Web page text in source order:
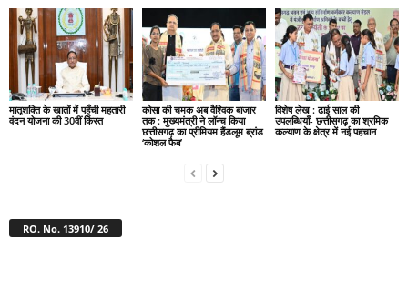
मातृशक्ति के खातों में पहुँची महतारी
वंदन योजना की 30वीं किस्त
कोसा की चमक अब वैश्विक बाजार
तक : मुख्यमंत्री ने लॉन्च किया
छत्तीसगढ़ का प्रीमियम हैंडलूम ब्रांड
‘कोशल फैब’
विशेष लेख : ढाई साल की
उपलब्धियाँ- छत्तीसगढ़ का श्रमिक
कल्याण के क्षेत्र में नई पहचान
RO. No. 13910/ 26